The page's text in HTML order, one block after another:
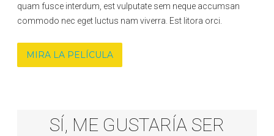
quam fusce interdum, est vulputate sem neque accumsan
commodo nec eget luctus nam viverra. Est litora orci.
MIRA LA PELÍCULA
SÍ, ME GUSTARÍA SER